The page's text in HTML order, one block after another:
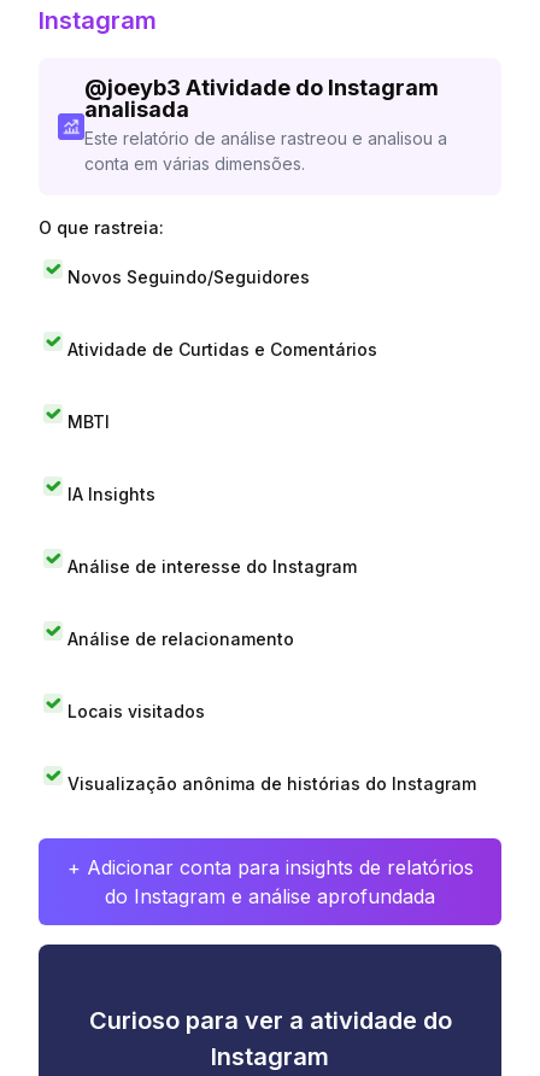
Instagram
@joeyb3 Atividade do Instagram
analisada
Este relatório de análise rastreou e analisou a
conta em várias dimensões.
O que rastreia:
Novos Seguindo/Seguidores
Atividade de Curtidas e Comentários
MBTI
IA Insights
Análise de interesse do Instagram
Análise de relacionamento
Locais visitados
Visualização anônima de histórias do Instagram
+ Adicionar conta para insights de relatórios
do Instagram e análise aprofundada
Curioso para ver a atividade do
Instagram